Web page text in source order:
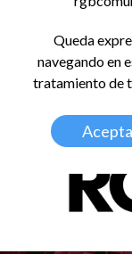
RED
Queda
navegando en
tratamiento de